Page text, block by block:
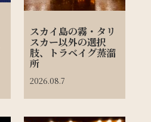
スカイ島の霧・タリ
スカー以外の選択
肢、トラベイグ蒸溜
所
2026.08.7